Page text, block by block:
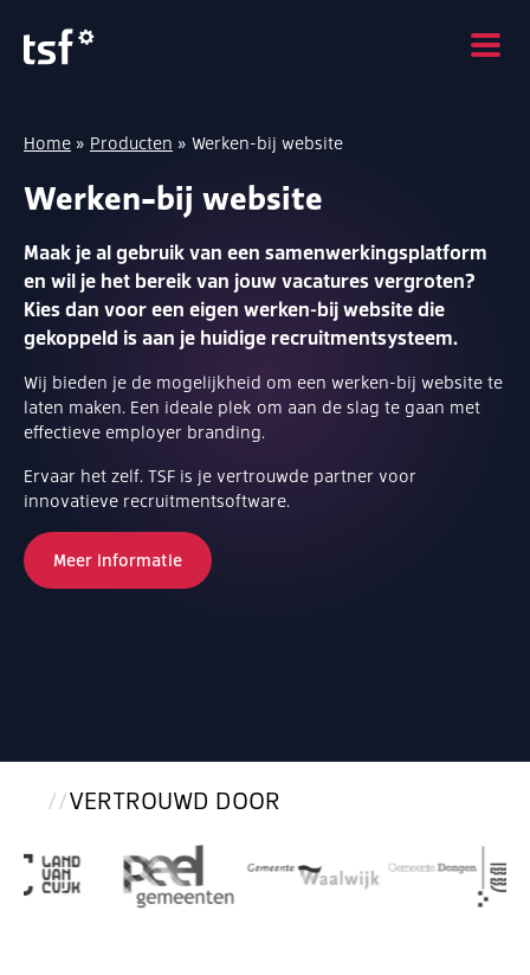
Home » Producten » Werken-bij website
Werken-bij website
Maak je al gebruik van een samenwerkingsplatform
en wil je het bereik van jouw vacatures vergroten?
Kies dan voor een eigen werken-bij website die
gekoppeld is aan je huidige recruitmentsysteem.
Wij bieden je de mogelijkheid om een werken-bij website te
laten maken. Een ideale plek om aan de slag te gaan met
effectieve employer branding.
Ervaar het zelf. TSF is je vertrouwde partner voor
innovatieve recruitmentsoftware.
Meer informatie
VERTROUWD DOOR